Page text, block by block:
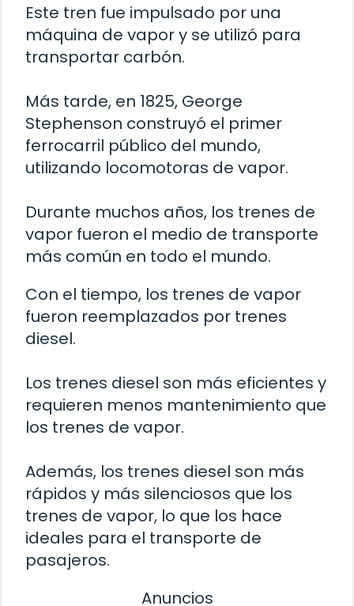
Este tren fue impulsado por una
máquina de vapor y se utilizó para
transportar carbón.
Más tarde, en 1825, George
Stephenson construyó el primer
ferrocarril público del mundo,
utilizando locomotoras de vapor.
Durante muchos años, los trenes de
vapor fueron el medio de transporte
más común en todo el mundo.
Con el tiempo, los trenes de vapor
fueron reemplazados por trenes
diesel.
Los trenes diesel son más eficientes y
requieren menos mantenimiento que
los trenes de vapor.
Además, los trenes diesel son más
rápidos y más silenciosos que los
trenes de vapor, lo que los hace
ideales para el transporte de
pasajeros.
Anuncios